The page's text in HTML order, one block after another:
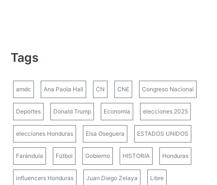
Tags
amdc Ana Paola Hall CN CNE Congreso Nacional
Deportes Donald Trump Economía elecciones 2025
elecciones Honduras Elsa Oseguera ESTADOS UNIDOS
Farándula Fútbol Gobierno HISTORIA Honduras
influencers Honduras Juan Diego Zelaya Libre